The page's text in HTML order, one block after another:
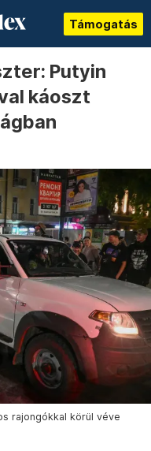
Támogatás
Putyin
káoszt
rajongókkal körül véve